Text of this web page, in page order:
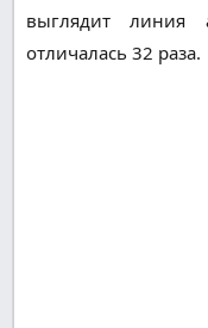
выглядит линия
отличалась 32 раза.